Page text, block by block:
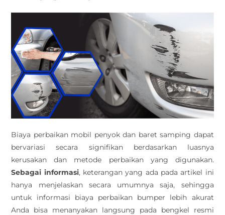
Biaya perbaikan mobil penyok dan baret samping dapat
bervariasi secara signifikan berdasarkan luasnya
kerusakan dan metode perbaikan yang digunakan.
Sebagai informasi, keterangan yang ada pada artikel ini
hanya menjelaskan secara umumnya saja, sehingga
untuk informasi biaya perbaikan bumper lebih akurat
Anda bisa menanyakan langsung pada bengkel resmi